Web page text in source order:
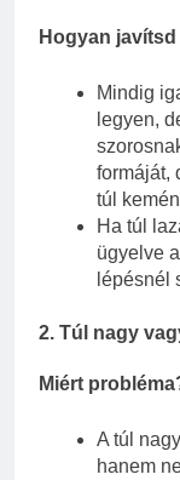
Hogyan javítsd
Mindig
legyen,
formáját,
túl
Ha túl
ügyelve
lépésnél
2. Túl nagy
Miért
A túl
hanem